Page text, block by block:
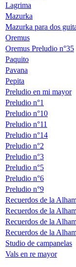
Lagrima
Mazurka
Mazurka para dos
Oremus
Oremus Preludio n°35
Paquito
Pavana
Pepita
Preludio en mi mayor
Preludio n°1
Preludio n°10
Preludio n°11
Preludio n°14
Preludio n°2
Preludio n°3
Preludio n°5
Preludio n°6
Preludio n°9
Recuerdos de la
Recuerdos de la
Recuerdos de la
Recuerdos de la
Studio de campanelas
Vals en re mayor